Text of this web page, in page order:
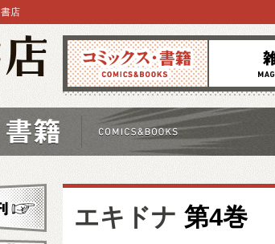
コミックス 雑誌
店
エキドナ 第4巻